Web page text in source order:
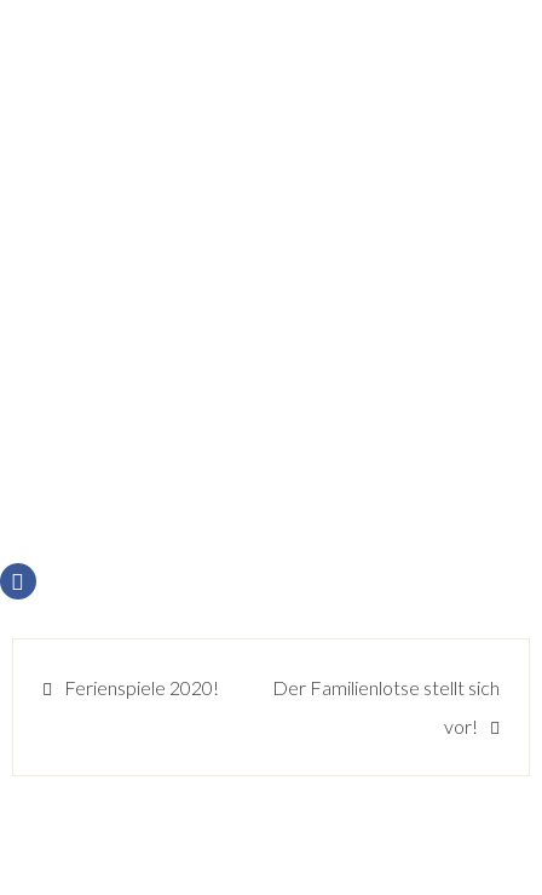
Ferienspiele 2020!
Der Familienlotse stellt sich
vor!